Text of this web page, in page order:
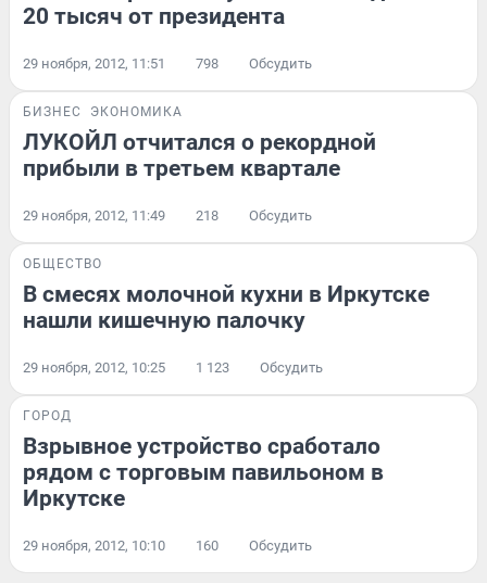
20 тысяч от президента
29 ноября, 2012, 11:51 798 Обсудить
БИЗНЕС ЭКОНОМИКА
ЛУКОЙЛ отчитался о рекордной
прибыли в третьем квартале
29 ноября, 2012, 11:49 218 Обсудить
ОБЩЕСТВО
В смесях молочной кухни в Иркутске
нашли кишечную палочку
29 ноября, 2012, 10:25 1 123 Обсудить
ГОРОД
Взрывное устройство сработало
рядом с торговым павильоном в
Иркутске
29 ноября, 2012, 10:10 160 Обсудить